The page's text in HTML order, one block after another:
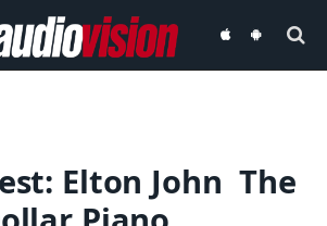
audiovisionaudiovision
Elton John  The